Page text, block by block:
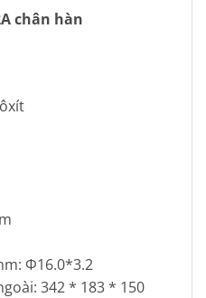
chân hàn
Φ16.0*3.2
342 * 183 * 150